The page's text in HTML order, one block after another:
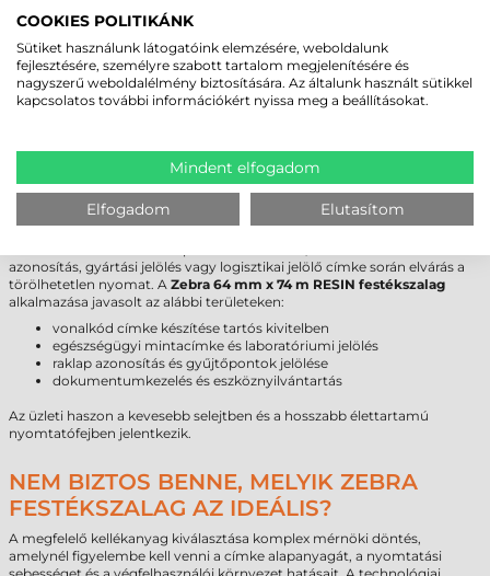
Szakmai figyelmeztetés:A
szélessége mindig legyen néhány milliméterrel nagyobb, mint a
nyomtatott címke szélessége. Ha a szalag és a címke azonos szélességű,
a címke érdes szélei közvetlenül érintkezhetnek a nyomtatófejjel, ami
fokozott fejkopást és a nyomtató élettartamának csökkenését
ZEBRA 64 MM X 74 M RESIN
FESTÉKSZALAG (05095GS06407) - KINEK
AJÁNLOTT?
azonosítás, gyártási jelölés vagy logisztikai jelölő címke során elvárás a
törölhetetlen nyomat. A Zebra 64 mm x 74 m RESIN festékszalag
alkalmazása javasolt az alábbi területeken:
vonalkód címke készítése tartós kivitelben
egészségügyi mintacímke és laboratóriumi jelölés
raklap azonosítás és gyűjtőpontok jelölése
dokumentumkezelés és eszköznyilvántartás
Az üzleti haszon a kevesebb selejtben és a hosszabb élettartamú
nyomtatófejben jelentkezik.
NEM BIZTOS BENNE, MELYIK ZEBRA
FESTÉKSZALAG AZ IDEÁLIS?
A megfelelő kellékanyag kiválasztása komplex mérnöki döntés,
amelynél figyelembe kell venni a címke alapanyagát, a nyomtatási
COOKIES POLITIKÁNK
Sütiket használunk látogatóink elemzésére, weboldalunk
fejlesztésére, személyre szabott tartalom megjelenítésére és
nagyszerű weboldalélmény biztosítására. Az általunk használt sütikkel
kapcsolatos további információkért nyissa meg a beállításokat.
Mindent elfogadom
Elfogadom Elutasítom